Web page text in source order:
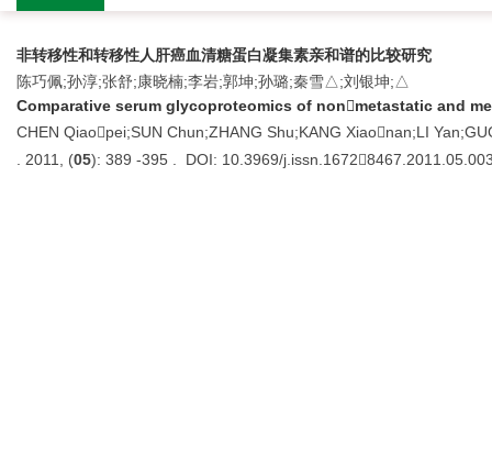
非转移性和转移性人肝癌血清糖蛋白凝集素亲和谱的比较研究
陈巧佩;孙淳;张舒;康晓楠;李岩;郭坤;孙璐;秦雪△;刘银坤;△
Comparative serum glycoproteomics of nonmetastatic and
CHEN Qiaopei;SUN Chun;ZHANG Shu;KANG Xiaonan;LI
. 2011, (05): 389 -395 . DOI: 10.3969/